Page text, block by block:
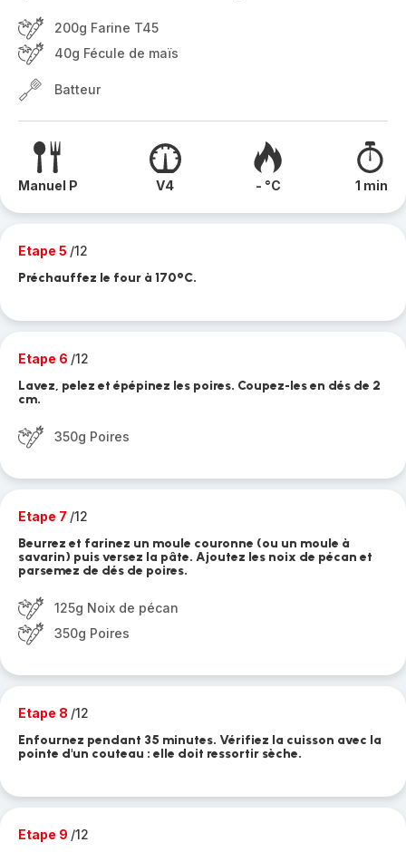
200g Farine T45
40g Fécule de maïs
Batteur
Manuel P V4 - °C 1 min
Etape 5 /12
Préchauffez le four à 170°C.
Etape 6 /12
Lavez, pelez et épépinez les poires. Coupez-les en dés de 2
cm.
350g Poires
Etape 7 /12
Beurrez et farinez un moule couronne (ou un moule à
savarin) puis versez la pâte. Ajoutez les noix de pécan et
parsemez de dés de poires.
125g Noix de pécan
350g Poires
Etape 8 /12
Enfournez pendant 35 minutes. Vérifiez la cuisson avec la
pointe d'un couteau : elle doit ressortir sèche.
Etape 9 /12